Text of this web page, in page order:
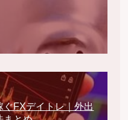
FXデイトレ｜外出